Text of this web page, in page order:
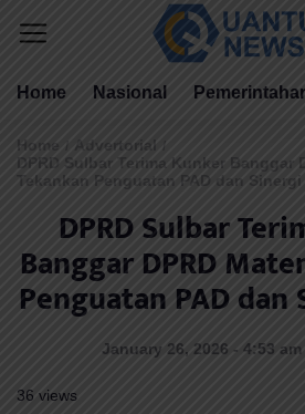
Home Nasional
Home / Advertorial
DPRD Sulbar Terima Kunker Banggar
Tekankan Penguatan PAD dan Sinergi
DPRD Sulbar
Banggar DPRD
Penguatan PAD dan
January 26, 2026 - 4:53
36 views